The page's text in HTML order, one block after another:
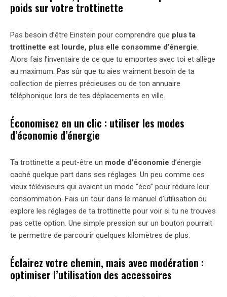
poids sur votre trottinette
Pas besoin d’être Einstein pour comprendre que plus ta
trottinette est lourde, plus elle consomme d’énergie.
Alors fais l’inventaire de ce que tu emportes avec toi et allège
au maximum. Pas sûr que tu aies vraiment besoin de ta
collection de pierres précieuses ou de ton annuaire
téléphonique lors de tes déplacements en ville.
Économisez en un clic : utiliser les modes
d’économie d’énergie
Ta trottinette a peut-être un mode d’économie d’énergie
caché quelque part dans ses réglages. Un peu comme ces
vieux téléviseurs qui avaient un mode “éco” pour réduire leur
consommation. Fais un tour dans le manuel d’utilisation ou
explore les réglages de ta trottinette pour voir si tu ne trouves
pas cette option. Une simple pression sur un bouton pourrait
te permettre de parcourir quelques kilomètres de plus.
Éclairez votre chemin, mais avec modération :
optimiser l’utilisation des accessoires